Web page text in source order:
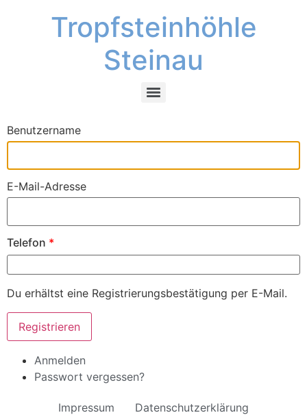
Tropfsteinhöhle
Steinau
Benutzername
E-Mail-Adresse
Telefon *
Du erhältst eine Registrierungsbestätigung per E-Mail.
Registrieren
Anmelden
Passwort vergessen?
Impressum Datenschutzerklärung